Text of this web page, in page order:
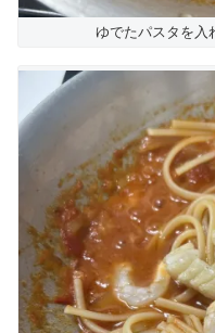
ゆでたパスタを入